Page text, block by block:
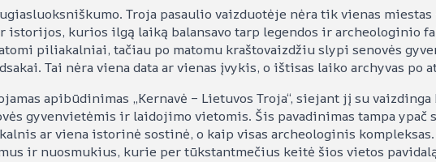
Troja pasaulio vaizduotėje nėra tik vienas
kurios ilgą laiką balansavo tarp legendos ir archeologinio
piliakalniai, tačiau po matomu kraštovaizdžiu slypi senovės
Tai nėra viena data ar vienas įvykis, o ištisas laiko archyvas po
apibūdinimas „Kernavė – Lietuvos Troja“, siejant jį su vaizdinga
gyvenvietėmis ir laidojimo vietomis. Šis pavadinimas tampa ypač
ar viena istorinė sostinė, o kaip visas archeologinis kompleksas.
ir nuosmukius, kurie per tūkstantmečius keitė šios vietos